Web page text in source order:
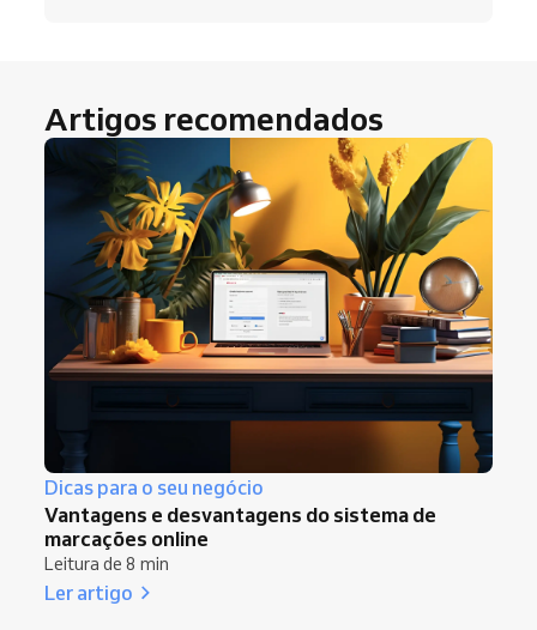
Artigos recomendados
Dicas para o seu negócio
Vantagens e desvantagens do sistema de
marcações online
Leitura de 8 min
Ler artigo